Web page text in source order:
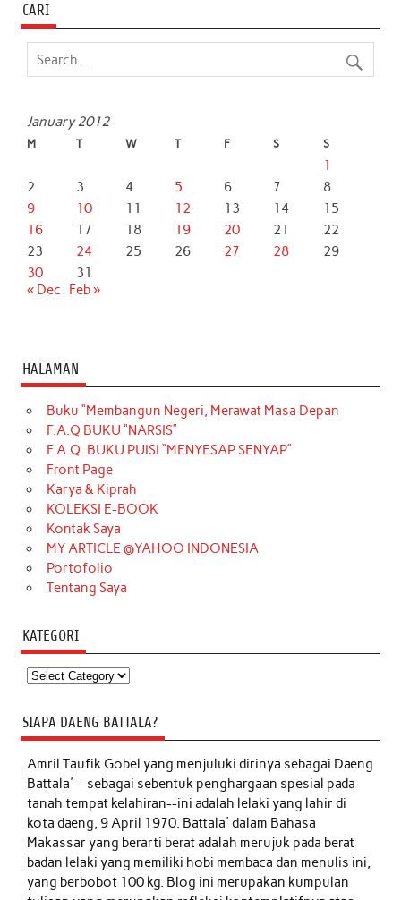
o
o
e
A
d
CARI
January 2012
M T W T F S S
1
2
3 4 5 6 7
8
9
10 11 12 13 14
15
16
17 18 19 20 21
22
23
24 25 26 27 28
29
30
31
« Dec
Feb »
HALAMAN
Buku “Membangun Negeri, Merawat Masa Depan
F.A.Q BUKU “NARSIS”
F.A.Q. BUKU PUISI “MENYESAP SENYAP”
Front Page
Karya & Kiprah
KOLEKSI E-BOOK
Kontak Saya
MY ARTICLE @YAHOO INDONESIA
Portofolio
Tentang Saya
KATEGORI
Kategori
SIAPA DAENG BATTALA?
Amril Taufik Gobelyang menjuluki dirinya sebagai Daeng
Battala'-- sebagai sebentuk penghargaan spesial pada
tanah tempat kelahiran--ini adalah lelaki yang lahir di
kota daeng, 9 April 1970. Battala' dalam Bahasa
Makassar yang berarti berat adalah merujuk pada berat
badan lelaki yang memiliki hobi membaca dan menulis ini,
yang berbobot 100 kg. Blog ini merupakan kumpulan